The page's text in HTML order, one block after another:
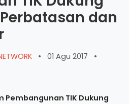
dan
• 01 Agu 2017
•